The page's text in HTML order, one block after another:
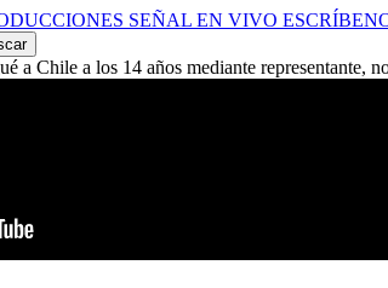
SEÑAL EN VIVO
a Chile a los 14 años mediante representante,